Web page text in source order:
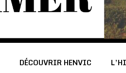
DÉCOUVRIR HENVIC